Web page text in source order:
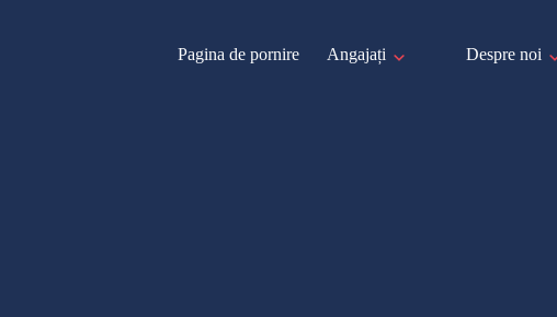
Pagina de pornire Angajați Despre noi